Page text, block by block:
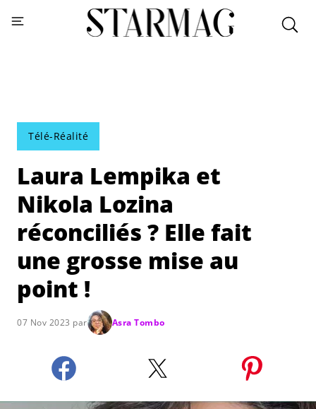
Télé-Réalité
Laura Lempika et
Nikola Lozina
réconciliés ? Elle fait
une grosse mise au
point !
07 Nov 2023 par Asra Tombo